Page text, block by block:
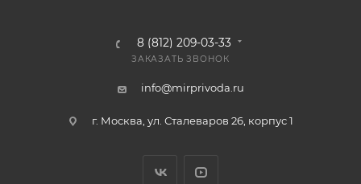
8 (812) 209-03-33
ЗАКАЗАТЬ ЗВОНОК
info@mirprivoda.ru
г. Москва, ул. Сталеваров 26, корпус 1